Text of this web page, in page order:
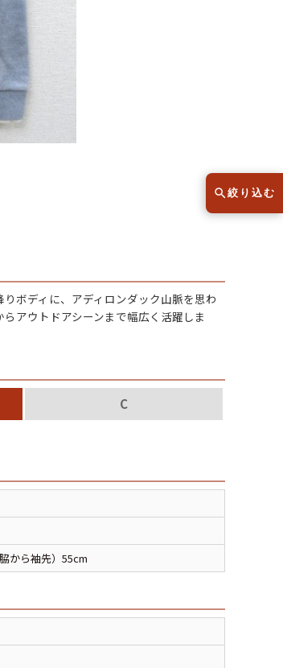
ら探す（メンズ）
L XL
以上
ボディに、アディロンダック山脈を思わ
アウトドアシーンまで幅広く活躍しま
C
から袖先）55cm
絞り込む